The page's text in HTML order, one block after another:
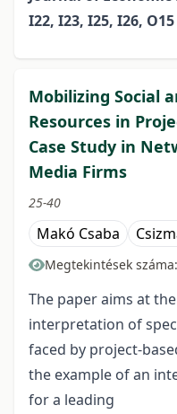
I22, I23, I25, I26, O15
Mobilizing Social
Resources in
Case Study in
Media Firms
25-40
Makó Csaba
Megtekintések száma:
The paper aims at
interpretation of
faced by project-
the example of an
for a leading